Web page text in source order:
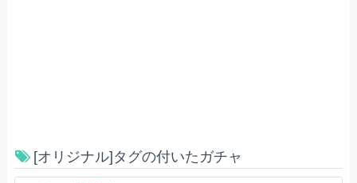
[オリジナル]タグの付いたガチャ